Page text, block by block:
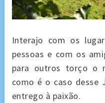
Interajo com os
pessoas e com os
para outros torço o
como é o caso desse
entrego à paixão.